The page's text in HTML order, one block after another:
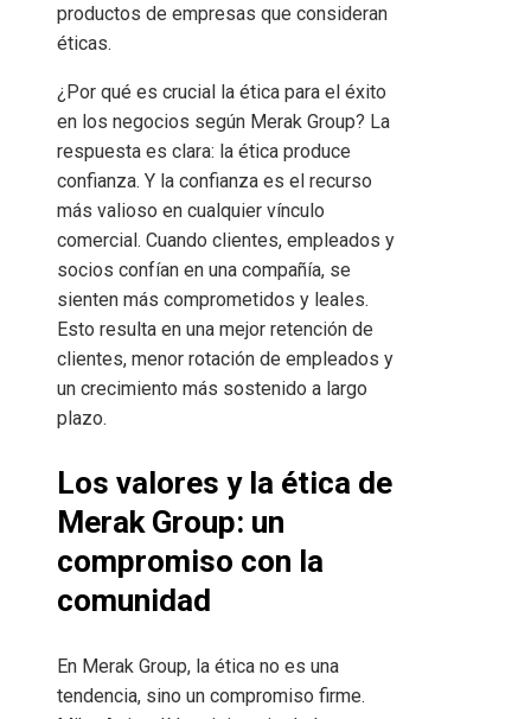
productos de empresas que consideran
éticas.
¿Por qué es crucial la ética para el éxito
en los negocios según Merak Group? La
respuesta es clara: la ética produce
confianza. Y la confianza es el recurso
más valioso en cualquier vínculo
comercial. Cuando clientes, empleados y
socios confían en una compañía, se
sienten más comprometidos y leales.
Esto resulta en una mejor retención de
clientes, menor rotación de empleados y
un crecimiento más sostenido a largo
plazo.
Los valores y la ética de
Merak Group: un
compromiso con la
comunidad
En Merak Group, la ética no es una
tendencia, sino un compromiso firme.